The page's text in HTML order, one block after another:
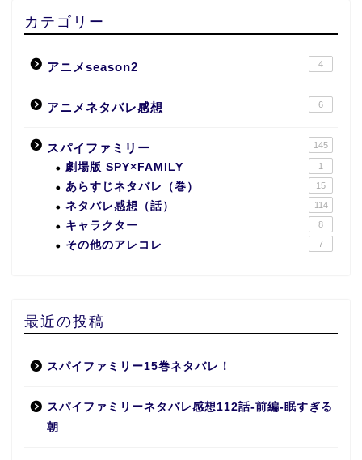
カテゴリー
アニメseason2 4
アニメネタバレ感想 6
スパイファミリー 145
劇場版 SPY×FAMILY 1
あらすじネタバレ（巻） 15
ネタバレ感想（話） 114
キャラクター 8
その他のアレコレ 7
最近の投稿
スパイファミリー15巻ネタバレ！
スパイファミリーネタバレ感想112話-前編-眠すぎる
朝